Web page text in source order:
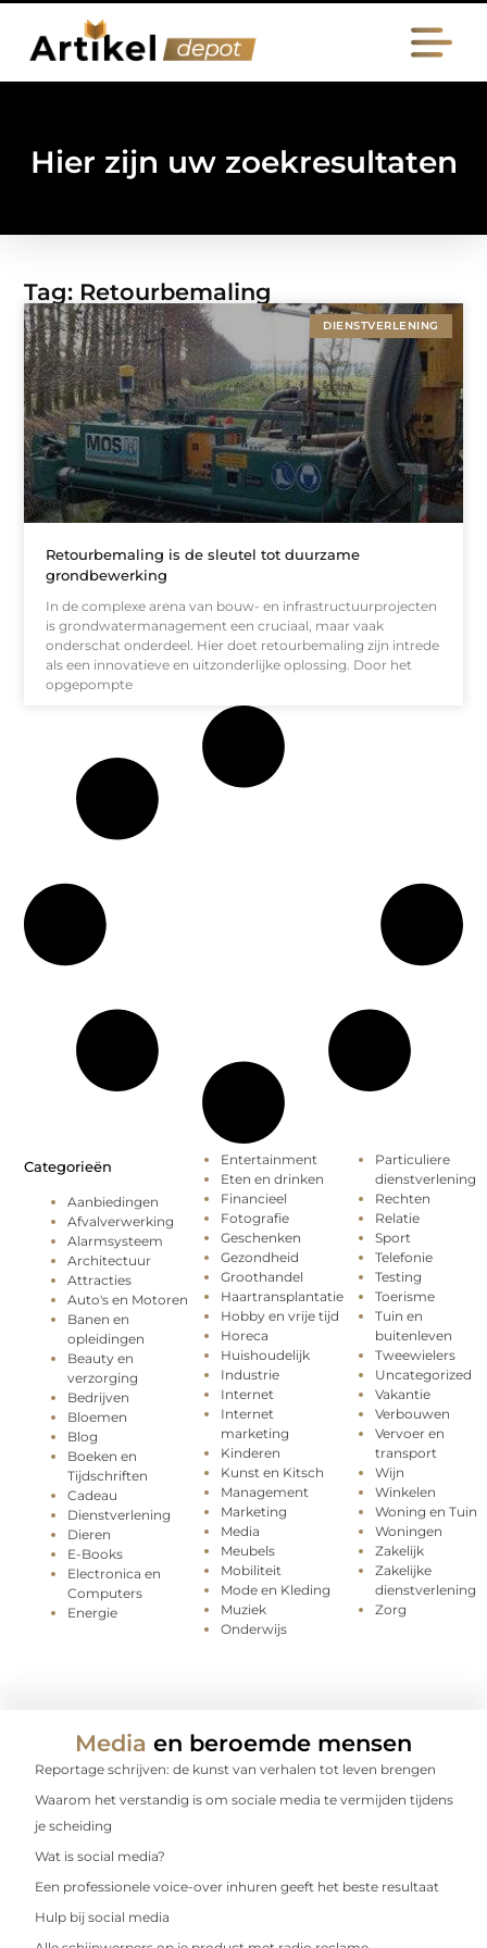
Hier zijn uw zoekresultaten
Tag: Retourbemaling
DIENSTVERLENING
Retourbemaling is de sleutel tot duurzame
grondbewerking
In de complexe arena van bouw- en infrastructuurprojecten
is grondwatermanagement een cruciaal, maar vaak
onderschat onderdeel. Hier doet retourbemaling zijn intrede
als een innovatieve en uitzonderlijke oplossing. Door het
opgepompte
Categorieën
Aanbiedingen
Afvalverwerking
Alarmsysteem
Architectuur
Attracties
Auto's en Motoren
Banen en
opleidingen
Beauty en
verzorging
Bedrijven
Bloemen
Blog
Boeken en
Tijdschriften
Cadeau
Dienstverlening
Dieren
E-Books
Electronica en
Computers
Energie
Entertainment
Eten en drinken
Financieel
Fotografie
Geschenken
Gezondheid
Groothandel
Haartransplantatie
Hobby en vrije tijd
Horeca
Huishoudelijk
Industrie
Internet
Internet
marketing
Kinderen
Kunst en Kitsch
Management
Marketing
Media
Meubels
Mobiliteit
Mode en Kleding
Muziek
Onderwijs
Particuliere
dienstverlening
Rechten
Relatie
Sport
Telefonie
Testing
Toerisme
Tuin en
buitenleven
Tweewielers
Uncategorized
Vakantie
Verbouwen
Vervoer en
transport
Wijn
Winkelen
Woning en Tuin
Woningen
Zakelijk
Zakelijke
dienstverlening
Zorg
Media en beroemde mensen
Reportage schrijven: de kunst van verhalen tot leven brengen
Waarom het verstandig is om sociale media te vermijden tijdens
je scheiding
Wat is social media?
Een professionele voice-over inhuren geeft het beste resultaat
Hulp bij social media